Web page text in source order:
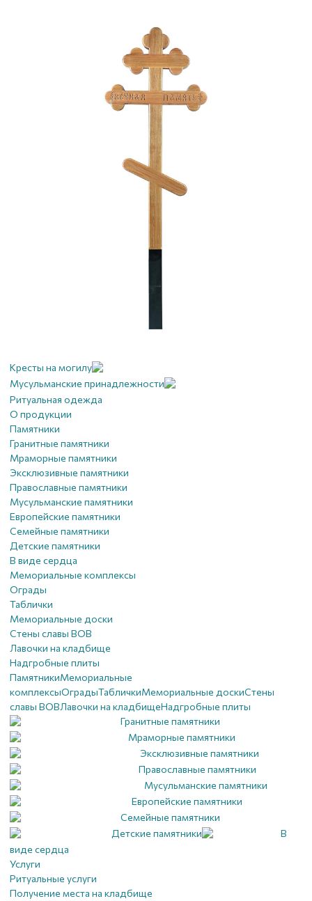
Кресты на могилу
Мусульманские принадлежности
Ритуальная одежда
О продукции
Памятники
Гранитные памятники
Мраморные памятники
Эксклюзивные памятники
Православные памятники
Мусульманские памятники
Европейские памятники
Семейные памятники
Детские памятники
В виде сердца
Мемориальные комплексы
Ограды
Таблички
Мемориальные доски
Стены славы ВОВ
Лавочки на кладбище
Надгробные плиты
ПамятникиМемориальные
комплексыОградыТабличкиМемориальные доскиСтены
славы ВОВЛавочки на кладбищеНадгробные плиты
Гранитные памятники
Мраморные памятники
Эксклюзивные памятники
Православные памятники
Мусульманские памятники
Европейские памятники
Семейные памятники
Детские памятники
В
виде сердца
Услуги
Ритуальные услуги
Получение места на кладбище